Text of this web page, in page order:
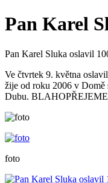
Pan Karel
Pan Karel Sluka oslavil
Ve čtvrtek 9. května
žije od roku 2006 v Domě
Dubu.
foto